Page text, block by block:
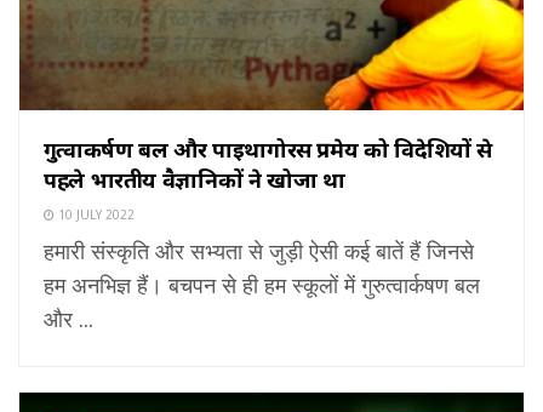
गुरुत्वाकर्षण बल और पाइथागोरस प्रमेय को विदेशियों से
पहले भारतीय वैज्ञानिकों ने खोजा था
10 JULY 2022
हमारी संस्कृति और सभ्यता से जुड़ी ऐसी कई बातें हैं जिनसे
हम अनभिज्ञ हैं। बचपन से ही हम स्कूलों में गुरुत्वार्कषण बल
और ...